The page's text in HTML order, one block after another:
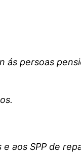
ás persoas
aos SPP de